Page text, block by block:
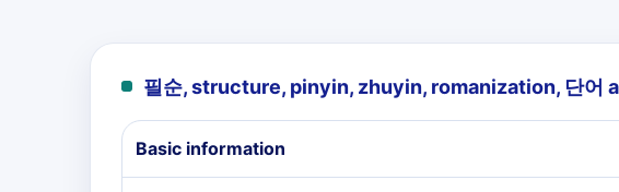
필순, structure, pinyin, zhuyin, romanization, 단어
Basic information